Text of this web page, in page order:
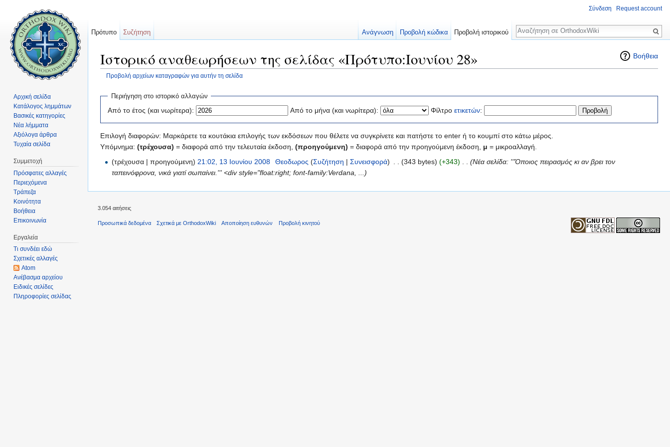
Βοήθεια
Ιστορικό αναθεωρήσεων της σελίδας «Πρότυπο:Ιουνίου 28»
Προβολή αρχείων καταγραφών για αυτήν τη σελίδα
Περιήγηση στο ιστορικό αλλαγών
Από το έτος (και νωρίτερα): Από το μήνα (και νωρίτερα): Φίλτρο ετικετών:
Επιλογή διαφορών: Μαρκάρετε τα κουτάκια επιλογής των εκδόσεων που θέλετε να συγκρίνετε και πατήστε το enter ή το κουμπί στο κάτω μέρος.
Υπόμνημα: (τρέχουσα) = διαφορά από την τελευταία έκδοση, (προηγούμενη) = διαφορά από την προηγούμενη έκδοση, μ = μικροαλλαγή.
(τρέχουσα | προηγούμενη) 21:02, 13 Ιουνίου 2008 Θεοδωρος (Συζήτηση | Συνεισφορά) (343 bytes) (+343)
(Νέα σελίδα: '''Όποιος πειρασμός κι αν βρει τον
ταπεινόφρονα, νικά γιατί σωπαίνει.''' <div style="float:right; font-family:Verdana, ...)
Σύνδεση Request account
Πρότυπο Συζήτηση Ανάγνωση Προβολή κώδικα Προβολή ιστορικού
Αναζήτηση
Αρχική σελίδα
Κατάλογος λημμάτων
Βασικές κατηγορίες
Νέα λήμματα
Αξιόλογα άρθρα
Τυχαία σελίδα
Συμμετοχή
Πρόσφατες αλλαγές
Περιεχόμενα
Τράπεζα
Κοινότητα
Βοήθεια
Επικοινωνία
Εργαλεία
Τι συνδέει εδώ
Σχετικές αλλαγές
Atom
Ανέβασμα αρχείου
Ειδικές σελίδες
Πληροφορίες σελίδας
3.054 αιτήσεις
Προσωπικά δεδομένα Σχετικά με OrthodoxWiki Αποποίηση ευθυνών Προβολή κινητού